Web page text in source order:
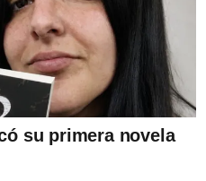
su primera novela